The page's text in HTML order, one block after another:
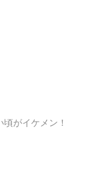
頃がイケメン！